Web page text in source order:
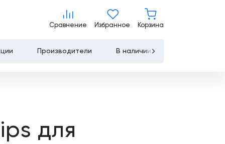
Сравнение
Сравнение
Избранное Корзина
Производители В наличии
для